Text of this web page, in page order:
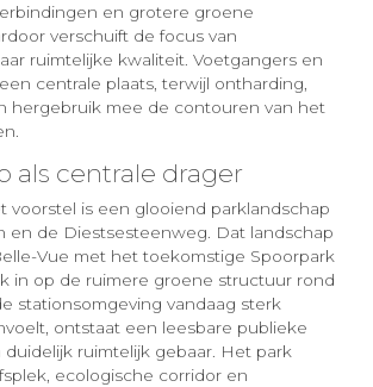
en grotere groene
verschuift de focus van
ruimtelijke kwaliteit. Voetgangers en
centrale plaats, terwijl ontharding,
hergebruik mee de contouren van het
als centrale drager
voorstel is een glooiend parklandschap
en de Diestsesteenweg. Dat landschap
Vue met het toekomstige Spoorpark
in op de ruimere groene structuur rond
stationsomgeving vandaag sterk
ontstaat een leesbare publieke
ruimtelijk gebaar. Het park
ecologische corridor en